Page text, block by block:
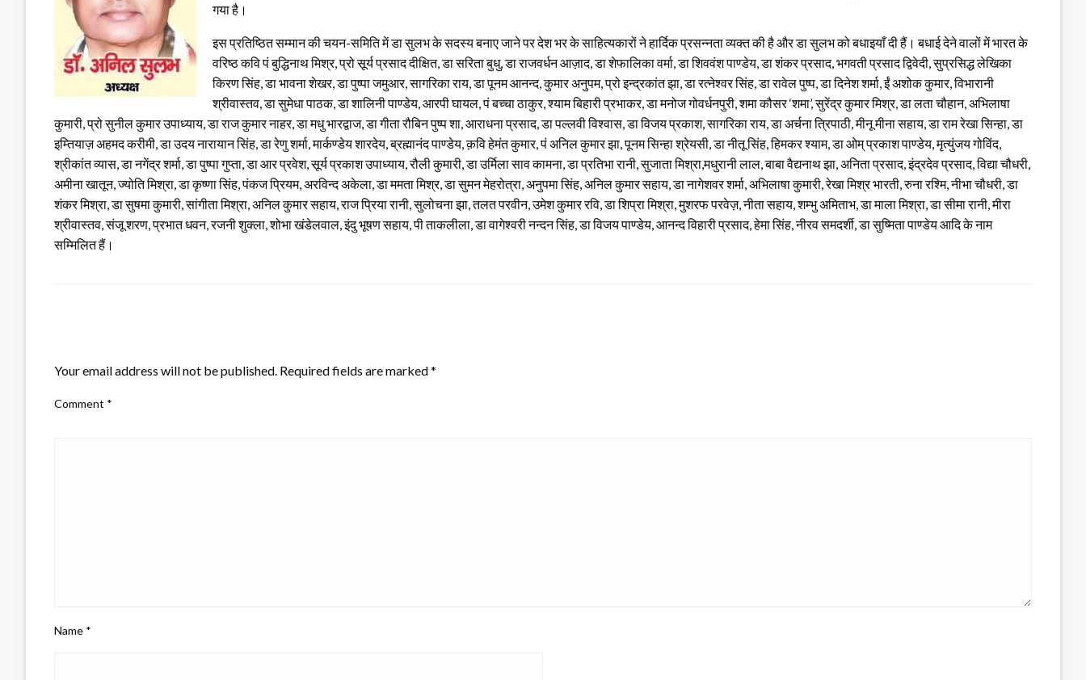
गया है।
इस प्रतिष्ठित सम्मान की चयन-समिति में डा सुलभ के सदस्य बनाए जाने पर देश भर के साहित्यकारों ने हार्दिक प्रसन्नता व्यक्त की है और डा सुलभ को बधाइयाँ दी हैं। बधाई देने वालों में भारत के
वरिष्ठ कवि पं बुद्धिनाथ मिश्र, प्रो सूर्य प्रसाद दीक्षित, डा सरिता बुधु, डा राजवर्धन आज़ाद, डा शेफालिका वर्मा, डा शिववंश पाण्डेय, डा शंकर प्रसाद, भगवती प्रसाद द्विवेदी, सुप्रसिद्ध लेखिका
किरण सिंह, डा भावना शेखर, डा पुष्पा जमुआर, सागरिका राय, डा पूनम आनन्द, कुमार अनुपम, प्रो इन्द्रकांत झा, डा रत्नेश्वर सिंह, डा रावेल पुष्प, डा दिनेश शर्मा, ईं अशोक कुमार, विभारानी
श्रीवास्तव, डा सुमेधा पाठक, डा शालिनी पाण्डेय, आरपी घायल, पं बच्चा ठाकुर, श्याम बिहारी प्रभाकर, डा मनोज गोवर्धनपुरी, शमा कौसर ‘शमा’, सुरेंद्र कुमार मिश्र, डा लता चौहान, अभिलाषा
कुमारी, प्रो सुनील कुमार उपाध्याय, डा राज कुमार नाहर, डा मधु भारद्वाज, डा गीता रौबिन पुष्प शा, आराधना प्रसाद, डा पल्लवी विश्वास, डा विजय प्रकाश, सागरिका राय, डा अर्चना त्रिपाठी, मीनू मीना सहाय, डा राम रेखा सिन्हा, डा
इम्तियाज़ अहमद करीमी, डा उदय नारायान सिंह, डा रेणु शर्मा, मार्कण्डेय शारदेय, ब्रह्मानंद पाण्डेय, क़वि हेमंत कुमार, पं अनिल कुमार झा, पूनम सिन्हा श्रेयसी, डा नीतू सिंह, हिमकर श्याम, डा ओम् प्रकाश पाण्डेय, मृत्युंजय गोविंद,
श्रीकांत व्यास, डा नगेंद्र शर्मा, डा पुष्पा गुप्ता, डा आर प्रवेश, सूर्य प्रकाश उपाध्याय, रौली कुमारी, डा उर्मिला साव कामना, डा प्रतिभा रानी, सुजाता मिश्रा,मधुरानी लाल, बाबा वैद्यनाथ झा, अनिता प्रसाद, इंद्रदेव प्रसाद, विद्या चौधरी,
अमीना खातून, ज्योति मिश्रा, डा कृष्णा सिंह, पंकज प्रियम, अरविन्द अकेला, डा ममता मिश्र, डा सुमन मेहरोत्रा, अनुपमा सिंह, अनिल कुमार सहाय, डा नागेशवर शर्मा, अभिलाषा कुमारी, रेखा मिश्र भारती, रुना रश्मि, नीभा चौधरी, डा
शंकर मिश्रा, डा सुषमा कुमारी, सांगीता मिश्रा, अनिल कुमार सहाय, राज प्रिया रानी, सुलोचना झा, तलत परवीन, उमेश कुमार रवि, डा शिप्रा मिश्रा, मुशरफ परवेज़, नीता सहाय, शम्भु अमिताभ, डा माला मिश्रा, डा सीमा रानी, मीरा
श्रीवास्तव, संजू शरण, प्रभात धवन, रजनी शुक्ला, शोभा खंडेलवाल, इंदु भूषण सहाय, पी ताकलीला, डा वागेश्वरी नन्दन सिंह, डा विजय पाण्डेय, आनन्द विहारी प्रसाद, हेमा सिंह, नीरव समदर्शी, डा सुष्मिता पाण्डेय आदि के नाम
सम्मिलित हैं।
Your email address will not be published. Required fields are marked*
Comment *
Name *